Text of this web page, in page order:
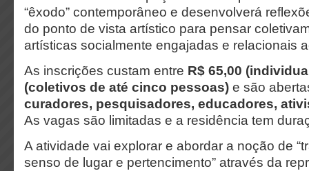
“êxodo” contemporâneo e desenvolverá
do ponto de vista artístico para pensar
artísticas socialmente engajadas e relacionais
As inscrições custam entre R$ 65,00
(coletivos de até cinco pessoas) e são
curadores, pesquisadores, educadores,
As vagas são limitadas e a residência tem
A atividade vai explorar e abordar a noção de
senso de lugar e pertencimento” através da